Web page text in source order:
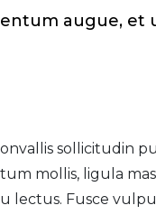
augue, et
sollicitudin
mollis, ligula
lectus. Fusce